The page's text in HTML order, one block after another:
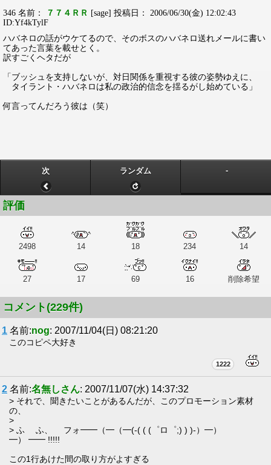
346 名前： ７７４ＲＲ [sage] 投稿日： 2006/06/30(金) 12:02:43
ID:Yf4kTylF
ハバネロの話がウケてるので、そのボスのハバネロ送れメールに書い
てあった言葉を載せとく。
訳すごくヘタだが
「ブッシュを支持しないが、対日関係を重視する彼の姿勢ゆえに、
タイラント・ハバネロは私の政治的信念を揺るがし始めている」
何言ってんだろう彼は（笑）
次 ランダム -
評価
2498 14 18 234 14
27 17 69 16 削除希望
コメント(229件)
1 名前:nog: 2007/11/04(日) 08:21:20
このコピペ大好き
1222
2 名前:名無しさん: 2007/11/07(水) 14:37:32
> それで、聞きたいことがあるんだが、このプロモーション素材
の、
>
> ふ ふ、 フォ━━（━（━(-( ( (゜ロ゜;) ) )-）━）
━） ━━ !!!!!
この1行あけた間の取り方がよすぎる